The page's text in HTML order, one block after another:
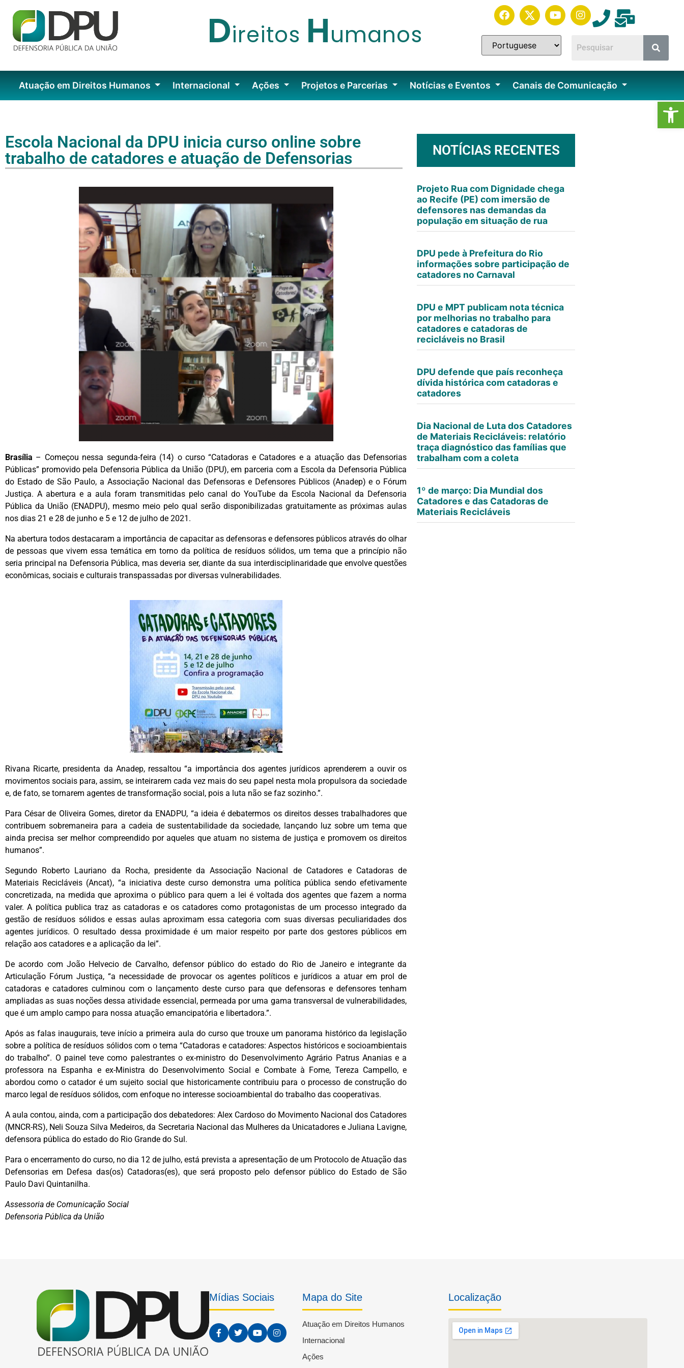
Direitos Humanos
Atuação em Direitos Humanos Internacional Ações Projetos e Parcerias Notícias e Eventos Canais de Comunicação
Escola Nacional da DPU inicia curso online sobre
trabalho de catadores e atuação de Defensorias
Brasília – Começou nessa segunda-feira (14) o curso “Catadoras e Catadores e a atuação das Defensorias
Públicas” promovido pela Defensoria Pública da União (DPU), em parceria com a Escola da Defensoria Pública
do Estado de São Paulo, a Associação Nacional das Defensoras e Defensores Públicos (Anadep) e o Fórum
Justiça. A abertura e a aula foram transmitidas pelo canal do YouTube da Escola Nacional da Defensoria
Pública da União (ENADPU), mesmo meio pelo qual serão disponibilizadas gratuitamente as próximas aulas
nos dias 21 e 28 de junho e 5 e 12 de julho de 2021.
Na abertura todos destacaram a importância de capacitar as defensoras e defensores públicos através do olhar
de pessoas que vivem essa temática em torno da política de resíduos sólidos, um tema que a princípio não
seria principal na Defensoria Pública, mas deveria ser, diante da sua interdisciplinaridade que envolve questões
econômicas, sociais e culturais transpassadas por diversas vulnerabilidades.
Rivana Ricarte, presidenta da Anadep, ressaltou “a importância dos agentes jurídicos aprenderem a ouvir os
movimentos sociais para, assim, se inteirarem cada vez mais do seu papel nesta mola propulsora da sociedade
e, de fato, se tornarem agentes de transformação social, pois a luta não se faz sozinho.”.
Para César de Oliveira Gomes, diretor da ENADPU, “a ideia é debatermos os direitos desses trabalhadores que
contribuem sobremaneira para a cadeia de sustentabilidade da sociedade, lançando luz sobre um tema que
ainda precisa ser melhor compreendido por aqueles que atuam no sistema de justiça e promovem os direitos
humanos”.
Segundo Roberto Lauriano da Rocha, presidente da Associação Nacional de Catadores e Catadoras de
Materiais Recicláveis (Ancat), “a iniciativa deste curso demonstra uma política pública sendo efetivamente
concretizada, na medida que aproxima o público para quem a lei é voltada dos agentes que fazem a norma
valer. A política publica traz as catadoras e os catadores como protagonistas de um processo integrado da
gestão de resíduos sólidos e essas aulas aproximam essa categoria com suas diversas peculiaridades dos
agentes jurídicos. O resultado dessa proximidade é um maior respeito por parte dos gestores públicos em
relação aos catadores e a aplicação da lei”.
De acordo com João Helvecio de Carvalho, defensor público do estado do Rio de Janeiro e integrante da
Articulação Fórum Justiça, “a necessidade de provocar os agentes políticos e jurídicos a atuar em prol de
catadoras e catadores culminou com o lançamento deste curso para que defensoras e defensores tenham
ampliadas as suas noções dessa atividade essencial, permeada por uma gama transversal de vulnerabilidades,
que é um amplo campo para nossa atuação emancipatória e libertadora.”.
Após as falas inaugurais, teve início a primeira aula do curso que trouxe um panorama histórico da legislação
sobre a política de resíduos sólidos com o tema “Catadoras e catadores: Aspectos históricos e socioambientais
do trabalho”. O painel teve como palestrantes o ex-ministro do Desenvolvimento Agrário Patrus Ananias e a
professora na Espanha e ex-Ministra do Desenvolvimento Social e Combate à Fome, Tereza Campello, e
abordou como o catador é um sujeito social que historicamente contribuiu para o processo de construção do
marco legal de resíduos sólidos, com enfoque no interesse socioambiental do trabalho das cooperativas.
A aula contou, ainda, com a participação dos debatedores: Alex Cardoso do Movimento Nacional dos Catadores
(MNCR-RS), Neli Souza Silva Medeiros, da Secretaria Nacional das Mulheres da Unicatadores e Juliana Lavigne,
defensora pública do estado do Rio Grande do Sul.
Para o encerramento do curso, no dia 12 de julho, está prevista a apresentação de um Protocolo de Atuação das
Defensorias em Defesa das(os) Catadoras(es), que será proposto pelo defensor público do Estado de São
Paulo Davi Quintanilha.
Assessoria de Comunicação Social
Defensoria Pública da União
NOTÍCIAS RECENTES
Projeto Rua com Dignidade chega
ao Recife (PE) com imersão de
defensores nas demandas da
população em situação de rua
DPU pede à Prefeitura do Rio
informações sobre participação de
catadores no Carnaval
DPU e MPT publicam nota técnica
por melhorias no trabalho para
catadores e catadoras de
recicláveis no Brasil
DPU defende que país reconheça
dívida histórica com catadoras e
catadores
Dia Nacional de Luta dos Catadores
de Materiais Recicláveis: relatório
traça diagnóstico das famílias que
trabalham com a coleta
1º de março: Dia Mundial dos
Catadores e das Catadoras de
Materiais Recicláveis
Mídias Sociais Mapa do Site
Atuação em Direitos Humanos
Internacional
Ações
Localização